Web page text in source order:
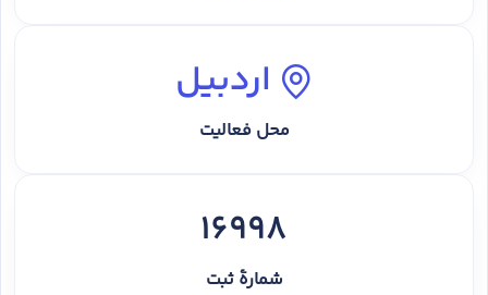
اردبیل
محل فعالیت
16998
شمارهٔ ثبت